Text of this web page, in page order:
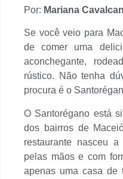
Por: Mariana
Se você veio para
de comer uma
aconchegante,
rústico. Não tenha
procura é o
O Santorégano está
dos bairros de
restaurante nasceu
pelas mãos e com
apenas uma casa de